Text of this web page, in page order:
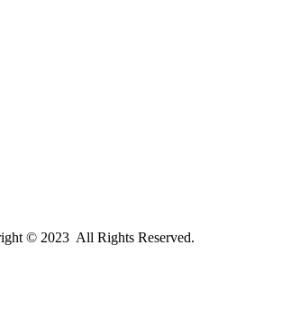
© 2023 All Rights Reserved.